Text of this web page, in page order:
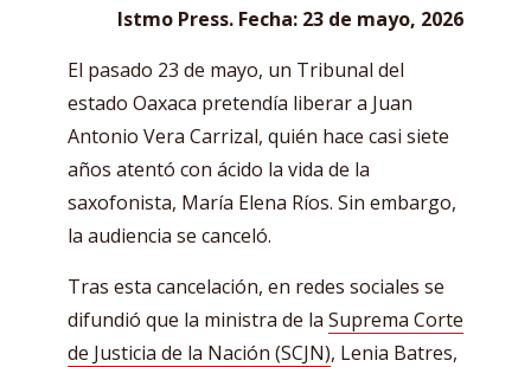
Istmo Press. Fecha: 23 de mayo, 2026
El pasado 23 de mayo, un Tribunal del
estado Oaxaca pretendía liberar a Juan
Antonio Vera Carrizal, quién hace casi siete
años atentó con ácido la vida de la
saxofonista, María Elena Ríos. Sin embargo,
la audiencia se canceló.
Tras esta cancelación, en redes sociales se
difundió que la ministra de la Suprema Corte
de Justicia de la Nación (SCJN), Lenia Batres,